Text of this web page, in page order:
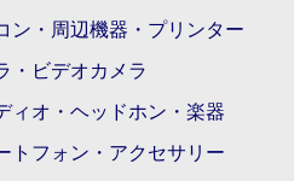
ン・周辺機器・プリンター
・ビデオカメラ
ィオ・ヘッドホン・楽器
トフォン・アクセサリー